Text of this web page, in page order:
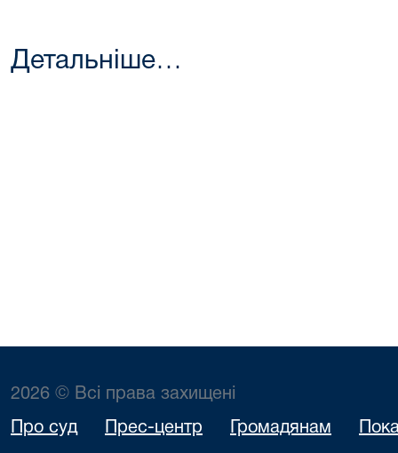
Детальніше…
2026 © Всі права захищені
Про суд Прес-центр Громадянам